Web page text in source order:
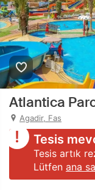
Atlantica
Agadir, Fas
Tesis
Tesis artık
Lütfen ana